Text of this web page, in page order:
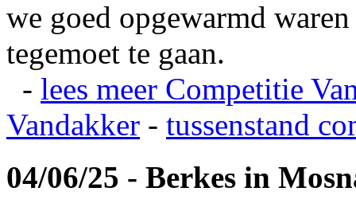
we goed opgewarmd
tegemoet te gaan.
- lees meer Competitie
Vandakker - tussenstand
04/06/25 - Berkes in